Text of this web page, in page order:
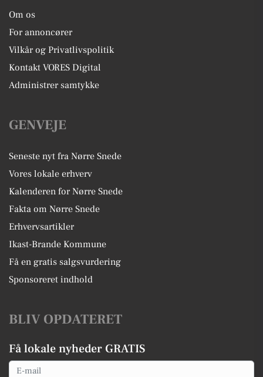
Om os
For annoncører
Vilkår og Privatlivspolitik
Kontakt VORES Digital
Administrer samtykke
GENVEJE
Seneste nyt fra Nørre Snede
Vores lokale erhverv
Kalenderen for Nørre Snede
Fakta om Nørre Snede
Erhvervsartikler
Ikast-Brande Kommune
Få en gratis salgsvurdering
Sponsoreret indhold
BLIV OPDATERET
Få lokale nyheder GRATIS
Email